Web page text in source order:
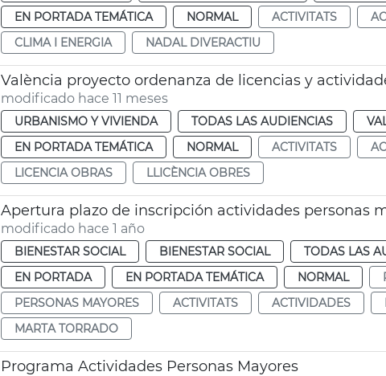
EN PORTADA TEMÁTICA
NORMAL ACTIVITATS
CLIMA I ENERGIA
NADAL DIVERACTIU
València proyecto ordenanza de licencias y
modificado hace 11 meses
URBANISMO Y VIVIENDA TODAS LAS AUDIENCIAS
EN PORTADA TEMÁTICA
NORMAL ACTIVITATS
LICENCIA OBRAS
LLICÈNCIA OBRES
Apertura plazo de inscripción actividades personas
modificado hace 1 año
BIENESTAR SOCIAL BIENESTAR SOCIAL TODAS LAS
EN PORTADA
EN PORTADA TEMÁTICA NORMAL
PERSONAS MAYORES
ACTIVITATS ACTIVIDADES
MARTA TORRADO
Programa Actividades Personas Mayores